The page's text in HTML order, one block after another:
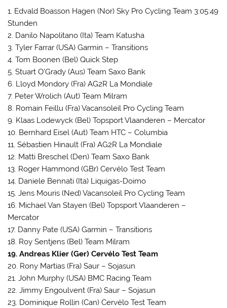
1. Edvald Boasson Hagen (Nor) Sky Pro Cycling Team 3:05:49
Stunden
2. Danilo Napolitano (Ita) Team Katusha
3. Tyler Farrar (USA) Garmin – Transitions
4. Tom Boonen (Bel) Quick Step
5. Stuart O’Grady (Aus) Team Saxo Bank
6. Lloyd Mondory (Fra) AG2R La Mondiale
7. Peter Wrolich (Aut) Team Milram
8. Romain Feillu (Fra) Vacansoleil Pro Cycling Team
9. Klaas Lodewyck (Bel) Topsport Vlaanderen – Mercator
10. Bernhard Eisel (Aut) Team HTC – Columbia
11. Sébastien Hinault (Fra) AG2R La Mondiale
12. Matti Breschel (Den) Team Saxo Bank
13. Roger Hammond (GBr) Cervélo Test Team
14. Daniele Bennati (Ita) Liquigas-Doimo
15. Jens Mouris (Ned) Vacansoleil Pro Cycling Team
16. Michael Van Stayen (Bel) Topsport Vlaanderen –
Mercator
17. Danny Pate (USA) Garmin – Transitions
18. Roy Sentjens (Bel) Team Milram
19. Andreas Klier (Ger) Cervélo Test Team
20. Rony Martias (Fra) Saur – Sojasun
21. John Murphy (USA) BMC Racing Team
22. Jimmy Engoulvent (Fra) Saur – Sojasun
23. Dominique Rollin (Can) Cervélo Test Team